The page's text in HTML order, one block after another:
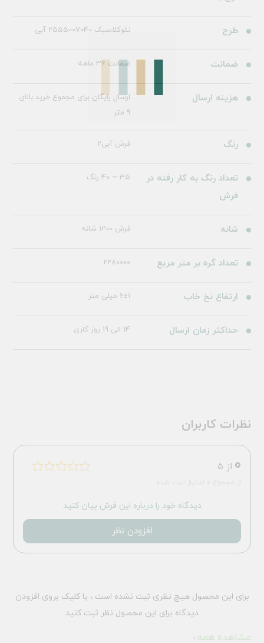
طرح نئوکلاسیک 2555007040 آبی
ضمانت ضمانت 36 ماهه
هزینه ارسال
ارسال رایگان برای مجموع خرید بالای
9 متر
رنگ فرش آبی2
تعداد رنگ به کار رفته در
فرش
35 ~ 40 رنگ
شانه فرش 1200 شانه
تعداد گره بر متر مربع 2280000
ارتفاع نخ خاب 6±1 میلی متر
حداکثر زمان ارسال 14 الی 19 روز کاری
نظرات کاربران
0 از 5
دیدگاه خود را درباره این فرش بیان کنید
افزودن نظر
برای این محصول هیچ نظری ثبت نشده است ، با کلیک بروی افزودن
دیدگاه برای این محصول نظر ثبت کنید
مشاهده همه